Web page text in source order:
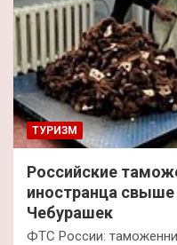
ТУРИЗМ
Российские
иностранца
Чебурашек
ФТС России: